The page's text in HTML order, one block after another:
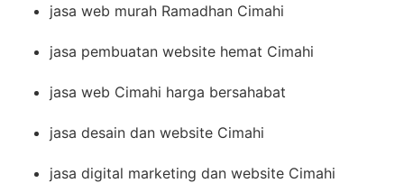
jasa web murah Ramadhan Cimahi
jasa pembuatan website hemat Cimahi
jasa web Cimahi harga bersahabat
jasa desain dan website Cimahi
jasa digital marketing dan website Cimahi